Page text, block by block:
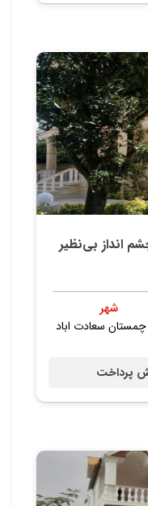
انداز بی‌نظیر
شهر
چمستان سعادت اباد
پرداخت